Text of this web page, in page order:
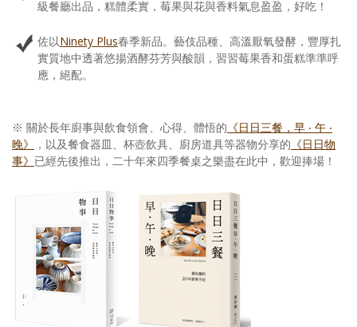
級餐廳出品，糕體柔實，莓果與花與香料氣息盈盈，好吃！
佐以Ninety Plus春季新品。藝伎品種、高溫厭氧發酵，豐厚扎
實質地中透著悠揚酒酵芬芳與酸韻，習習莓果香和蛋糕準準呼
應，絕配。
※ 關於長年廚事與飲食領會、心得、體悟的 《日日三餐，早 ‧ 午 ‧
晚》
，以及餐食器皿、杯壺飲具、廚房道具等器物分享的 《日日物
事》 已經先後推出，二十年來四季餐桌之樂盡在此中，歡迎捧場！